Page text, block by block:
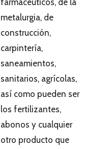
metalurgia, de
construcción,
carpintería,
saneamientos,
sanitarios, agrícolas,
así como pueden ser
los fertilizantes,
abonos y cualquier
otro producto que